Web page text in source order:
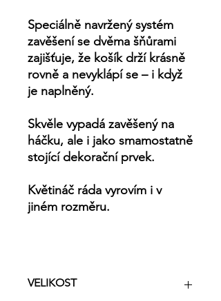
Speciálně navržený systém
zavěšeníse dvěma šňůrami
zajišťuje, že košík drží krásně
rovně a nevyklápí se – i když
je naplněný.
Skvěle vypadá zavěšený na
háčku, ale i jako smamostatně
stojící dekorační prvek.
Květináč ráda vyrovím i v
jiném rozměru.
VELIKOST